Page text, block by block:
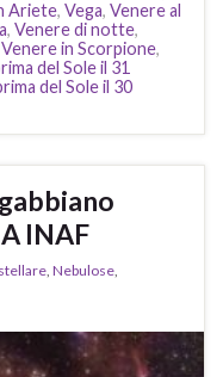
Ariete, Vega, Venere al
, Venere di notte,
Venere in Scorpione,
del Sole il 31
del Sole il 30
INAF
, Nebulose,